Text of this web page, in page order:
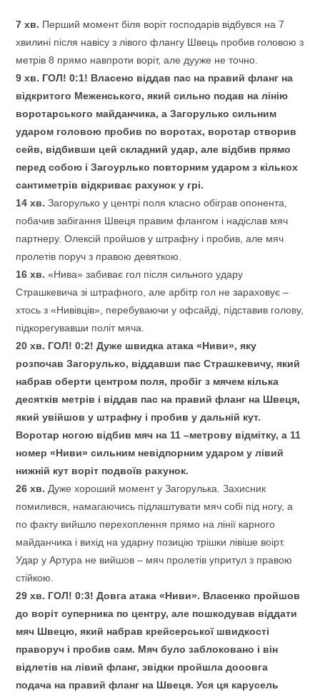
7 хв. Перший момент біля воріт господарів відбувся на 7
хвилині після навісу з лівого флангу Швець пробив головою з
метрів 8 прямо навпроти воріт, але дууже не точно.
9 хв. ГОЛ! 0:1! Власено віддав пас на правий фланг на
відкритого Меженського, який сильно подав на лінію
воротарського майданчика, а Загорулько сильним
ударом головою пробив по воротах, воротар створив
сейв, відбивши цей складний удар, але відбив прямо
перед собою і Загоурлько повторним ударом з кількох
сантиметрів відкриває рахунок у грі.
14 хв. Загорулько у центрі поля класно обіграв опонента,
побачив забігання Швеця правим флангом і надіслав мяч
партнеру. Олексій пройшов у штрафну і пробив, але мяч
пролетів поруч з правою девяткою.
16 хв. «Нива» забиває гол після сильного удару
Страшкевича зі штрафного, але арбітр гол не зараховує –
хтось з «Нивівців», перебуваючи у офсайді, підставив голову,
підкорегувавши політ мяча.
20 хв. ГОЛ! 0:2! Дуже швидка атака «Ниви», яку
розпочав Загорулько, віддавши пас Страшкевичу, який
набрав оберти центром поля, пробіг з мячем кілька
десятків метрів і віддав пас на правий фланг на Швеця,
який увійшов у штрафну і пробив у дальній кут.
Воротар ногою відбив мяч на 11 –метрову відмітку, а 11
номер «Ниви» сильним невідпорним ударом у лівий
нижній кут воріт подвоїв рахунок.
26 хв. Дуже хороший момент у Загорулька. Захисник
помилився, намагаючись підлаштувати мяч собі під ногу, а
по факту вийшло перехоплення прямо на лінії карного
майданчика і вихід на ударну позицію трішки лівіше воірт.
Удар у Артура не вийшов – мяч пролетів упритул з правою
стійкою.
29 хв. ГОЛ! 0:3! Довга атака «Ниви». Власенко пройшов
до воріт суперника по центру, але пошкодував віддати
мяч Швецю, який набрав крейсерської швидкості
праворуч і пробив сам. Мяч було заблоковано і він
відлетів на лівий фланг, звідки пройшла дооовга
подача на правий фланг на Швеця. Уся ця карусель